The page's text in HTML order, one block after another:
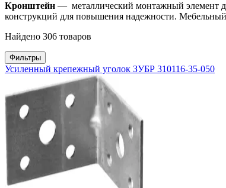
Кронштейн — металлический монтажный элемент
конструкций для повышения надежности. Мебельный
Найдено 306 товаров
Фильтры
Усиленный крепежный уголок ЗУБР 310116-35-050